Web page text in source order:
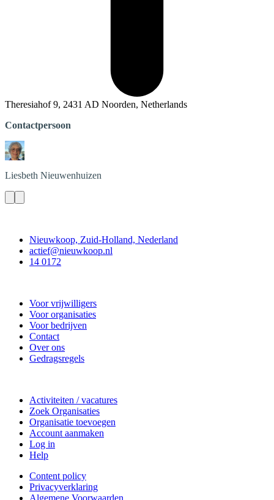
Theresiahof 9, 2431 AD Noorden, Netherlands
Contactpersoon
Liesbeth Nieuwenhuizen
Nieuwkoop, Zuid-Holland, Nederland
actief@nieuwkoop.nl
14 0172
Voor vrijwilligers
Voor organisaties
Voor bedrijven
Contact
Over ons
Gedragsregels
Activiteiten / vacatures
Zoek Organisaties
Organisatie toevoegen
Account aanmaken
Log in
Help
Content policy
Privacyverklaring
Algemene Voorwaarden